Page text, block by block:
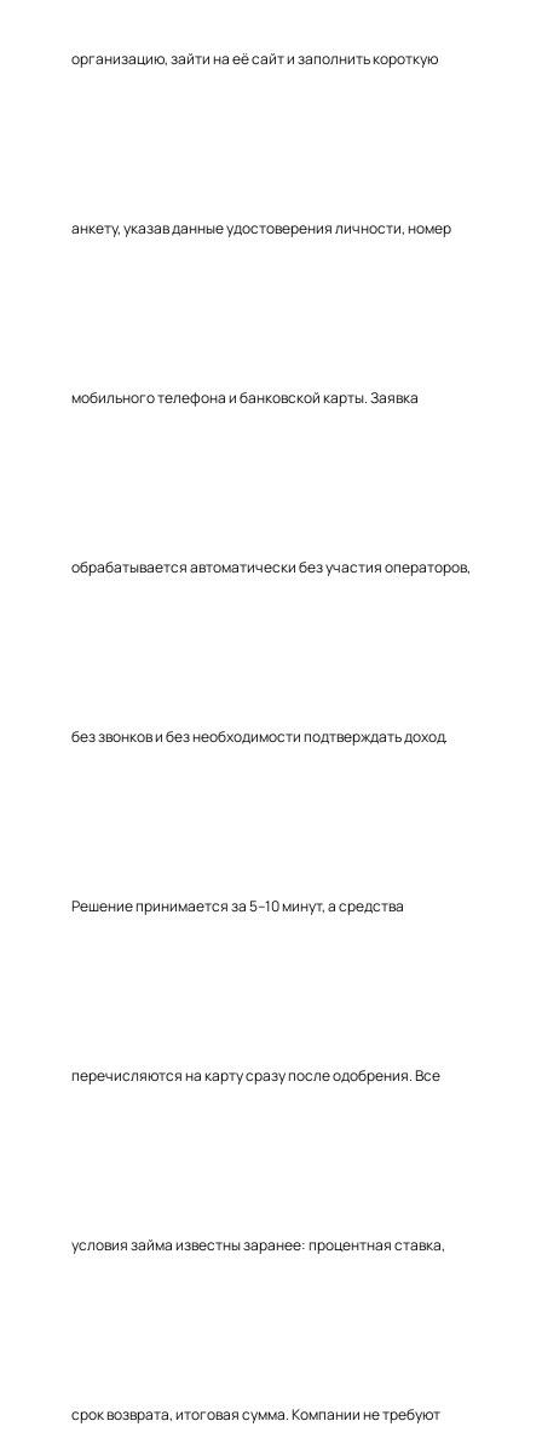
организацию, зайти на её сайт и заполнить короткую
анкету, указав данные удостоверения личности, номер
мобильного телефона и банковской карты. Заявка
обрабатывается автоматически без участия операторов,
без звонков и без необходимости подтверждать доход.
Решение принимается за 5–10 минут, а средства
перечисляются на карту сразу после одобрения. Все
условия займа известны заранее: процентная ставка,
срок возврата, итоговая сумма. Компании не требуют